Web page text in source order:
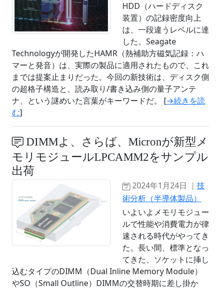
HDD（ハードディスク
装置）の記録密度向上
は、一段違うレベルに達
した。Seagate
Technologyが開発したHAMR（熱補助方磁気記録：ハ
マーと発音）は、実際の製品に適用されたもので、これ
までは提案止まりだった。今回の新技術は、ディスク側
の超格子構造と、読み取り/書き込み側の量子アンテ
ナ、という謎めいた言葉がキーワードだ。 [→続きを読
む]
DIMMよ、さらば、Micronが新型メ
モリモジュールLPCAMM2をサンプル
出荷
2024年1月24日 ｜ 技
術分析（半導体製品）
いよいよメモリモジュー
ルで性能や消費電力が律
速される時代がやってき
た。長い間、標準となっ
てきた、ソケットに挿し
込むタイプのDIMM（Dual Inline Memory Module）
やSO（Small Outline）DIMMの交替時期に差し掛か